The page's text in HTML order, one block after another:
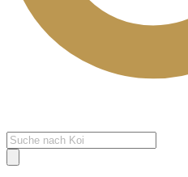
Products
search